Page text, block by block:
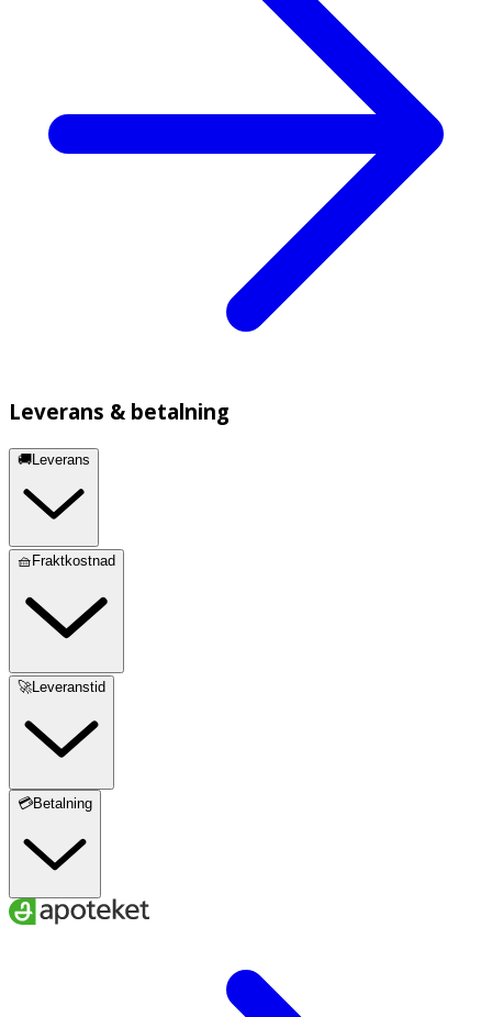
Leverans & betalning
🚚Leverans
🧺Fraktkostnad
🚀Leveranstid
💳Betalning